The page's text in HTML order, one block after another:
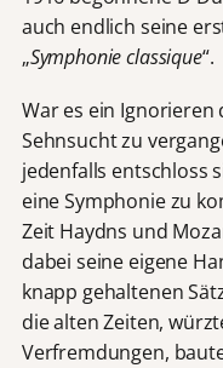
auch endlich seine
„Symphonie classique“.
War es ein
Sehnsucht zu
jedenfalls entschloss
eine Symphonie zu
Zeit Haydns und
dabei seine eigene
knapp gehaltenen
die alten Zeiten,
Verfremdungen,